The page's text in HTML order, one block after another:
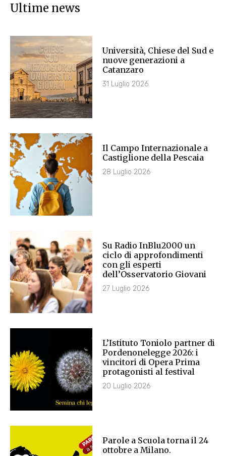
Ultime news
Università, Chiese del Sud e
nuove generazioni a
Catanzaro
31 Luglio 2026
Il Campo Internazionale a
Castiglione della Pescaia
28 Luglio 2026
Su Radio InBlu2000 un
ciclo di approfondimenti
con gli esperti
dell’Osservatorio Giovani
27 Luglio 2026
L’Istituto Toniolo partner di
Pordenonelegge 2026: i
vincitori di Opera Prima
protagonisti al festival
20 Luglio 2026
Parole a Scuola torna il 24
ottobre a Milano.